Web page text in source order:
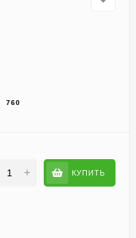
760
+ КУПИТЬ